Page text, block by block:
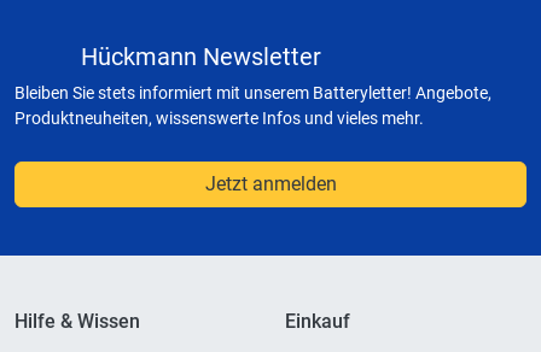
Hückmann Newsletter
Bleiben Sie stets informiert mit unserem Batteryletter! Angebote,
Produktneuheiten, wissenswerte Infos und vieles mehr.
Jetzt anmelden
Hilfe & Wissen Einkauf